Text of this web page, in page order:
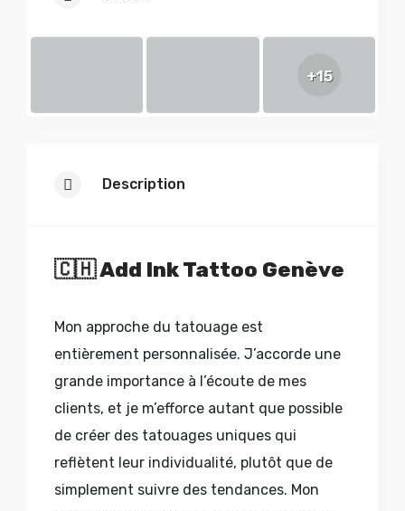
+15
Description
🇨🇭Add Ink Tattoo Genève
Mon approche du tatouage est
entièrement personnalisée. J’accorde une
grande importance à l’écoute de mes
clients, et je m’efforce autant que possible
de créer des tatouages uniques qui
reflètent leur individualité, plutôt que de
simplement suivre des tendances. Mon